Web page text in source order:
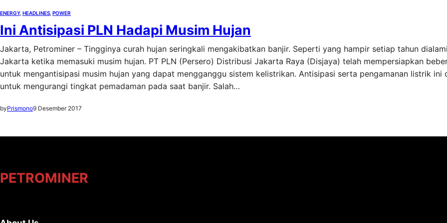
ENERGY, HEADLINES POWER
Ini Antisipasi PLN Hadapi Musim Hujan
Jakarta, Petrominer – Tingginya curah hujan seringkali mengakibatkan banjir. Seperti yang hampir setiap tahun
Jakarta ketika memasuki musim hujan. PT PLN (Persero) Distribusi Jakarta Raya (Disjaya) telah mempersiapkan
untuk mengantisipasi musim hujan yang dapat mengganggu sistem kelistrikan. Antisipasi serta pengamanan listrik ini
untuk mengurangi tingkat pemadaman pada saat banjir. Salah…
byPrismono9 Desember 2017
PETROMINER